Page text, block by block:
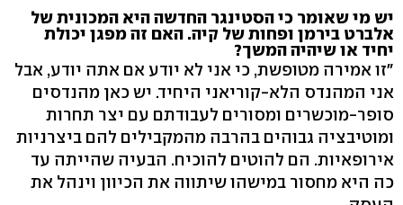
יש מי שאומר כי הסטינגר החדשה היא המכונית של
אלברט בירמן ופחות של קיה. האם זה מפגן יכולת
יחיד או שיהיה המשך?
"זו אמירה מטופשת, כי אני לא יודע אם אתה יודע, אבל
אני המהנדס הלא-קוריאני היחיד. יש כאן מהנדסים
סופר-מוכשרים ומסורים לעבודתם עם יצר תחרות
ומוטיבציה גבוהים בהרבה מהמקבילים להם ביצרניות
אירופאיות. הם להוטים להוכיח. הבעיה שהייתה עד
כה היא מחסור במישהו שיתווה את הכיוון וינהל את